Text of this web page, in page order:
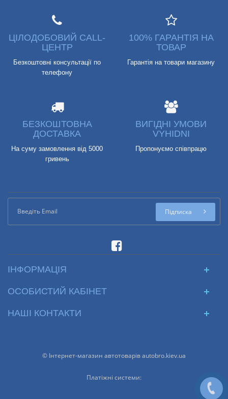
ЦІЛОДОБОВИЙ CALL-
ЦЕНТР
Безкоштовні консультації по
телефону
100% ГАРАНТІЯ НА
ТОВАР
Гарантія на товари магазину
БЕЗКОШТОВНА
ДОСТАВКА
На суму замовлення від 5000
гривень
ВИГІДНІ УМОВИ
VYHIDNI
Пропонуємо співпрацю
Підписка
ІНФОРМАЦІЯ
ОСОБИСТИЙ КАБІНЕТ
НАШІ КОНТАКТИ
© Інтернет-магазин автотоварів autobro.kiev.ua
Платіжні системи: